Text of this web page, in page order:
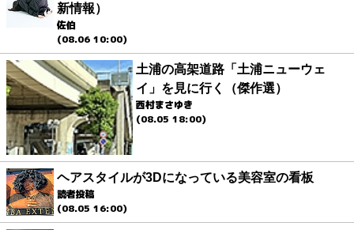
新情報）
佐伯
(08.06 10:00)
土浦の高架道路「土浦ニューウェ
イ」を見に行く（傑作選）
西村まさゆき
(08.05 18:00)
ヘアスタイルが3Dになっている美容室の看板
読者投稿
(08.05 16:00)